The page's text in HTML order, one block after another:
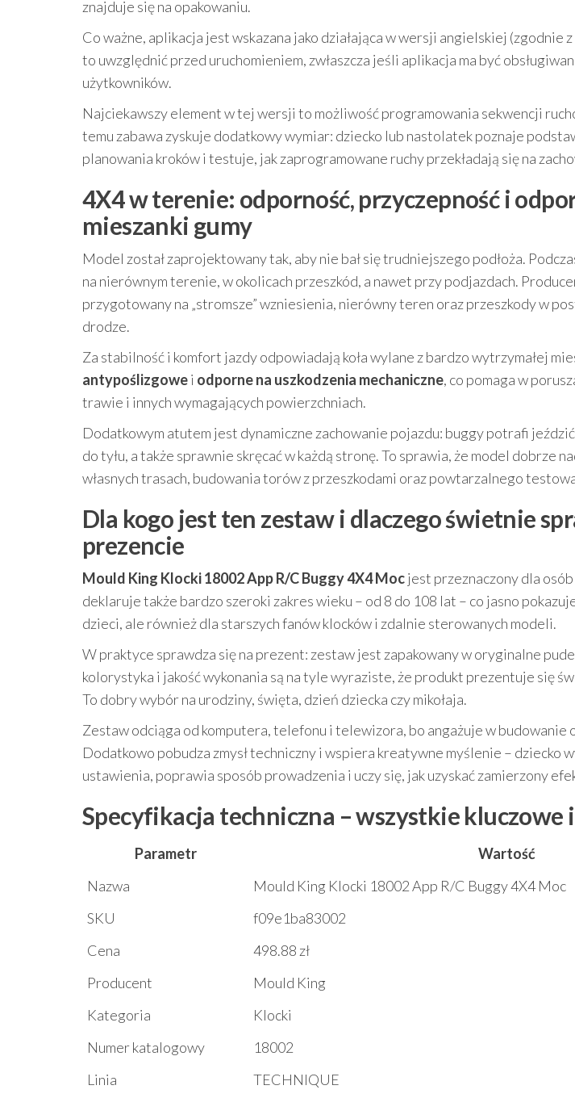
znajduje się na opakowaniu.
Co ważne, aplikacja jest wskazana jako działająca w wersji angielskiej (zgodnie
to uwzględnić przed uruchomieniem, zwłaszcza jeśli aplikacja ma być
użytkowników.
Najciekawszy element w tej wersji to możliwość programowania sekwencji
temu zabawa zyskuje dodatkowy wymiar: dziecko lub nastolatek poznaje
planowania kroków i testuje, jak zaprogramowane ruchy przekładają się na
4X4 w terenie: odporność, przyczepność i
mieszanki gumy
Model został zaprojektowany tak, aby nie bał się trudniejszego podłoża.
na nierównym terenie, w okolicach przeszkód, a nawet przy podjazdach.
przygotowany na „stromsze” wzniesienia, nierówny teren oraz przeszkody w
drodze.
Za stabilność i komfort jazdy odpowiadają koła wylane z bardzo wytrzymałej
antypoślizgowei odporne na uszkodzenia mechaniczne, co pomaga w
trawie i innych wymagających powierzchniach.
Dodatkowym atutem jest dynamiczne zachowanie pojazdu: buggy potrafi
do tyłu, a także sprawnie skręcać w każdą stronę. To sprawia, że model dobrze
własnych trasach, budowania torów z przeszkodami oraz powtarzalnego
Dla kogo jest ten zestaw i dlaczego świetnie
prezencie
Mould King Klocki 18002 App R/C Buggy 4X4 Mocjest przeznaczony dla
deklaruje także bardzo szeroki zakres wieku – od 8 do 108 lat – co jasno
dzieci, ale również dla starszych fanów klocków i zdalnie sterowanych modeli.
W praktyce sprawdza się na prezent: zestaw jest zapakowany w oryginalne
kolorystyka i jakość wykonania są na tyle wyraziste, że produkt prezentuje się
To dobry wybór na urodziny, święta, dzień dziecka czy mikołaja.
Zestaw odciąga od komputera, telefonu i telewizora, bo angażuje w budowanie
Dodatkowo pobudza zmysł techniczny i wspiera kreatywne myślenie – dziecko
ustawienia, poprawia sposób prowadzenia i uczy się, jak uzyskać zamierzony
Specyfikacja techniczna – wszystkie
Parametr
Wartość
Nazwa
Mould King Klocki 18002 App R/C Buggy 4X4 Moc
SKU
f09e1ba83002
Cena
498.88 zł
Producent
Mould King
Kategoria
Klocki
Numer katalogowy
18002
Linia
TECHNIQUE